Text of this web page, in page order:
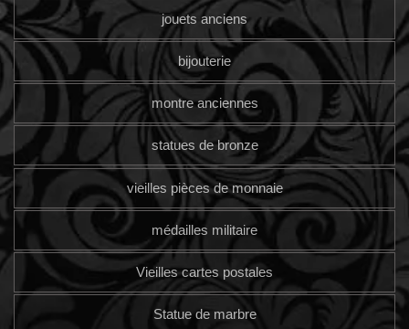
jouets anciens
bijouterie
montre anciennes
statues de bronze
vieilles pièces de monnaie
médailles militaire
Vieilles cartes postales
Statue de marbre